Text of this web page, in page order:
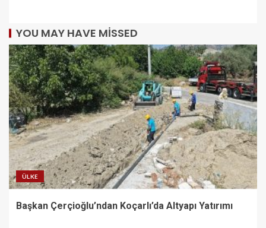
YOU MAY HAVE MISSED
ÜLKE
Başkan Çerçioğlu’ndan Koçarlı’da Altyapı Yatırımı